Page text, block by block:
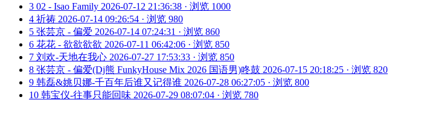
3 02 - Isao Family 2026-07-12 21:36:38 · 浏览 1000
4 祈祷 2026-07-14 09:26:54 · 浏览 980
5 张芸京 - 偏爱 2026-07-14 07:24:31 · 浏览 860
6 花花 - 欲欲欲欲 2026-07-11 06:42:06 · 浏览 850
7 刘欢-天地在我心 2026-07-27 17:53:33 · 浏览 850
8 张芸京 - 偏爱(Dj熊 FunkyHouse Mix 2026 国语男)咚鼓 2026-07-15 20:18:25 · 浏览 820
9 韩磊&姚贝娜-千百年后谁又记得谁 2026-07-28 06:27:05 · 浏览 800
10 韩宝仪-往事只能回味 2026-07-29 08:07:04 · 浏览 780